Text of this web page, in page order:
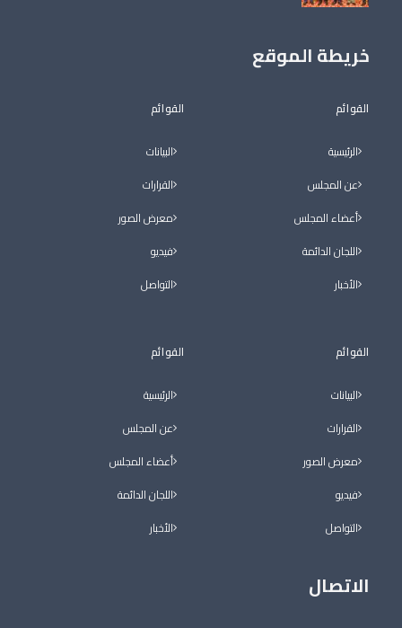
خريطة الموقع
القوائم
الرئيسية
عن المجلس
أعضاء المجلس
اللجان الدائمة
الأخبار
القوائم
البيانات
القرارات
معرض الصور
فيديو
التواصل
القوائم
البيانات
القرارات
معرض الصور
فيديو
التواصل
القوائم
الرئيسية
عن المجلس
أعضاء المجلس
اللجان الدائمة
الأخبار
الاتصال